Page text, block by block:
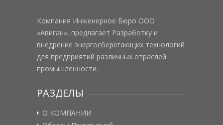
Компания Инженерное Бюро ООО
«Авиган», предлагает Разработку и
внедрение энергосберегающих технологий
для предприятий различных отраслей
промышленности.
РАЗДЕЛЫ
О КОМПАНИИ